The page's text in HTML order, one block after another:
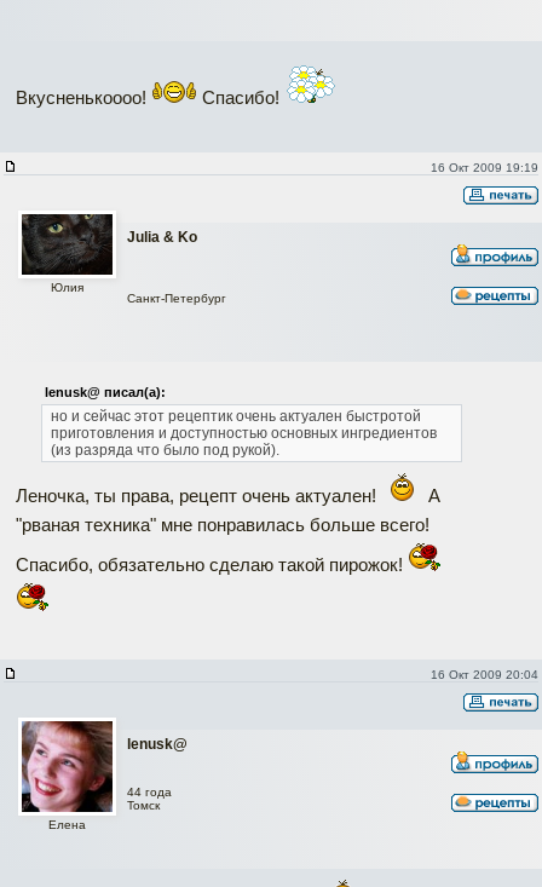
Вкусненькоооо! Спасибо!
16 Окт 2009 19:19
Julia & Ko
Юлия
Санкт-Петербург
lenusk@ писал(а):
но и сейчас этот рецептик очень актуален быстротой
приготовления и доступностью основных ингредиентов
(из разряда что было под рукой).
Леночка, ты права, рецепт очень актуален!
А
"рваная техника" мне понравилась больше всего!
Спасибо, обязательно сделаю такой пирожок!
16 Окт 2009 20:04
lenusk@
Елена
44 года
Томск